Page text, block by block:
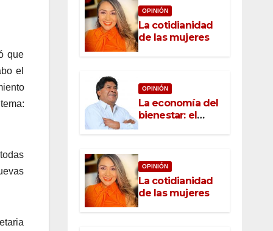
que
el
OPINIÓN
La cotidianidad
de las mujeres
OPINIÓN
La economía del
bienestar: el
nuevo rostro del
OPINIÓN
La cotidianidad
de las mujeres